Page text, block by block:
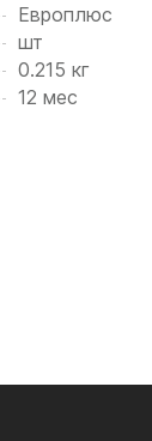
Европлюс
шт
0.215 кг
12 мес